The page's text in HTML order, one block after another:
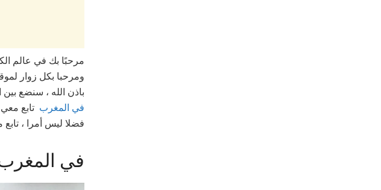
مرحبًا بك في عالم
ومرحبا بكل زوار
باذن الله ، سنضع
في المغرب تابع
فضلا ليس أمرا ،
في